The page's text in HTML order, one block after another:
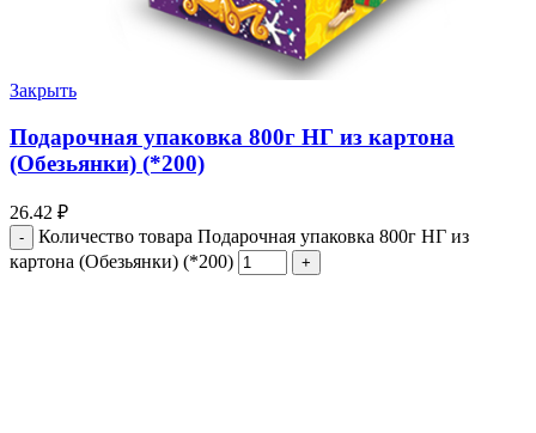
Закрыть
Подарочная упаковка 800г НГ из картона
(Обезьянки) (*200)
26.42 ₽
Количество товара Подарочная упаковка 800г НГ из
картона (Обезьянки) (*200)